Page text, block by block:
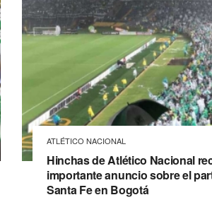
ATLÉTICO NACIONAL
Hinchas de Atlético Nacional
importante anuncio sobre el
Santa Fe en Bogotá